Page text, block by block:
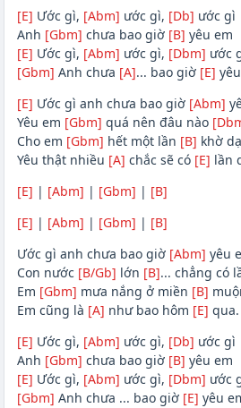
[E] Ước gì, [Abm] ước gì, [Db] ước gì
Anh [Gbm] chưa bao giờ [B] yêu em
[E] Ước gì, [Abm] ước gì, [Dbm] ước
[Gbm] Anh chưa [A]... bao giờ [E]
[E] Ước gì anh chưa bao giờ [Abm]
Yêu em [Gbm] quá nên đâu nào
Cho em [Gbm] hết một lần [B] khờ
Yêu thật nhiều [A] chắc sẽ có [E] lần
[E] | [Abm] | [Gbm] | [B]
[E] | [Abm] | [Gbm] | [B]
Ước gì anh chưa bao giờ [Abm] yêu
Con nước [B/Gb] lớn [B]... chẳng có
Em [Gbm] mưa nắng ở miền [B]
Em cũng là [A] như bao hôm [E] qua.
[E] Ước gì, [Abm] ước gì, [Db] ước gì
Anh [Gbm] chưa bao giờ [B] yêu em
[E] Ước gì, [Abm] ước gì, [Dbm] ước
[Gbm] Anh chưa ... bao giờ [E] yêu